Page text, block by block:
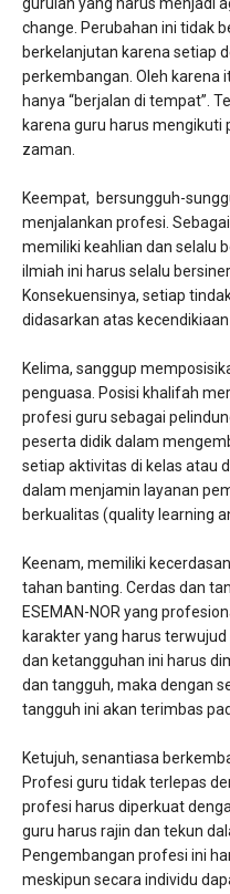
gurulah yang harus menjadi
change. Perubahan ini tidak
berkelanjutan karena setiap
perkembangan. Oleh karena
hanya “berjalan di tempat”.
karena guru harus
zaman.
Keempat, bersungguh-
menjalankan profesi.
memiliki keahlian dan selalu
ilmiah ini harus selalu
Konsekuensinya, setiap
didasarkan atas
Kelima, sanggup
penguasa. Posisi khalifah
profesi guru sebagai
peserta didik dalam
setiap aktivitas di kelas atau
dalam menjamin layanan
berkualitas (quality learning
Keenam, memiliki
tahan banting. Cerdas dan
ESEMAN-NOR yang
karakter yang harus
dan ketangguhan ini harus
dan tangguh, maka dengan
tangguh ini akan terimbas
Ketujuh, senantiasa
Profesi guru tidak terlepas
profesi harus diperkuat
guru harus rajin dan tekun
Pengembangan profesi ini
meskipun secara individu